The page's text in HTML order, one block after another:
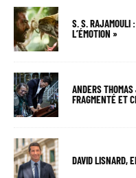
S. S. RAJAMOULI
L’ÉMOTION »
ANDERS
FRAGMENTÉ ET
DAVID LISNARD,